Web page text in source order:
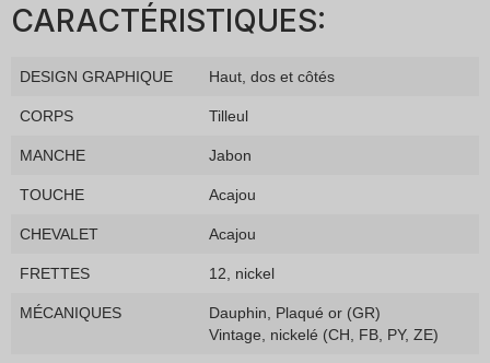
CARACTÉRISTIQUES:
DESIGN GRAPHIQUE Haut, dos et côtés
CORPS Tilleul
MANCHE Jabon
TOUCHE Acajou
CHEVALET Acajou
FRETTES 12, nickel
MÉCANIQUES
Dauphin, Plaqué or (GR)
Vintage, nickelé (CH, FB, PY, ZE)